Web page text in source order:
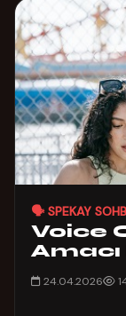
🗣️ SPEKAY
Voice
Amacı
24.04.2026